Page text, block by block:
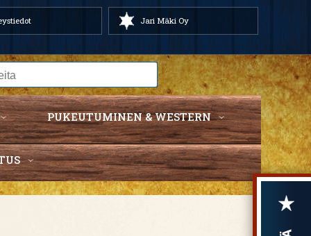
Jari Mäki Oy
PUKEUTUMINEN & WESTERN